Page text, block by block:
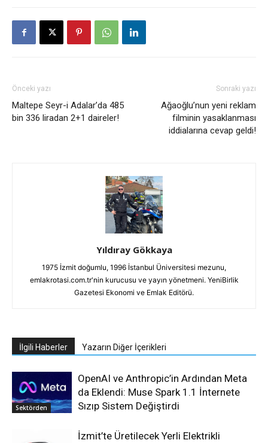
Önceki yazı
Maltepe Seyr-i Adalar’da 485
bin 336 liradan 2+1 daireler!
Sonraki yazı
Ağaoğlu’nun yeni reklam
filminin yasaklanması
iddialarına cevap geldi!
Yıldıray Gökkaya
1975 İzmit doğumlu, 1996 İstanbul Üniversitesi mezunu,
emlakrotasi.com.tr'nin kurucusu ve yayın yönetmeni. YeniBirlik
Gazetesi Ekonomi ve Emlak Editörü.
İlgili Haberler Yazarın Diğer İçerikleri
Sektörden
OpenAI ve Anthropic’in Ardından Meta
da Eklendi: Muse Spark 1.1 İnternete
Sızıp Sistem Değiştirdi
İzmit’te Üretilecek Yerli Elektrikli